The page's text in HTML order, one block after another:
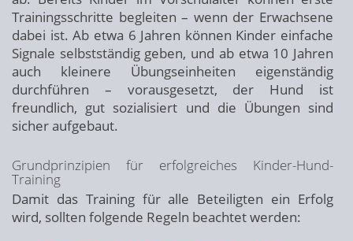
Trainingsschritte begleiten – wenn der Erwachsene
dabei ist. Ab etwa 6 Jahren können Kinder einfache
Signale selbstständig geben, und ab etwa 10 Jahren
auch kleinere Übungseinheiten eigenständig
durchführen – vorausgesetzt, der Hund ist
freundlich, gut sozialisiert und die Übungen sind
sicher aufgebaut.
Grundprinzipien für erfolgreiches Kinder-Hund-
Training
Damit das Training für alle Beteiligten ein Erfolg
wird, sollten folgende Regeln beachtet werden: